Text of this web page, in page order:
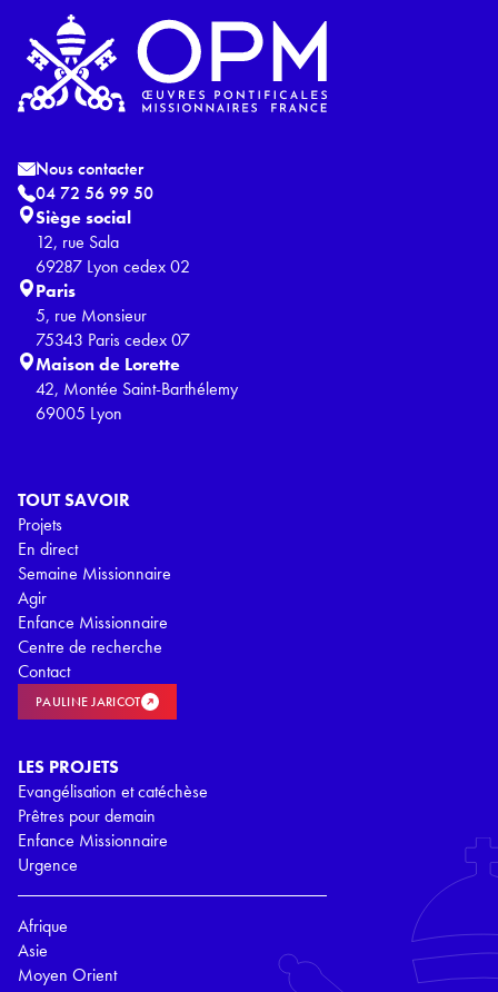
TOUT SAVOIR
Projets
En direct
Semaine Missionnaire
Agir
Enfance Missionnaire
Centre de recherche
Contact
PAULINE JARICOT
LES PROJETS
Evangélisation et catéchèse
Prêtres pour demain
Enfance Missionnaire
Urgence
Afrique
Asie
Moyen Orient
Nous contacter
04 72 56 99 50
Siège social
12, rue Sala
69287 Lyon cedex 02
Paris
5, rue Monsieur
75343 Paris cedex 07
Maison de Lorette
42, Montée Saint-Barthélemy
69005 Lyon